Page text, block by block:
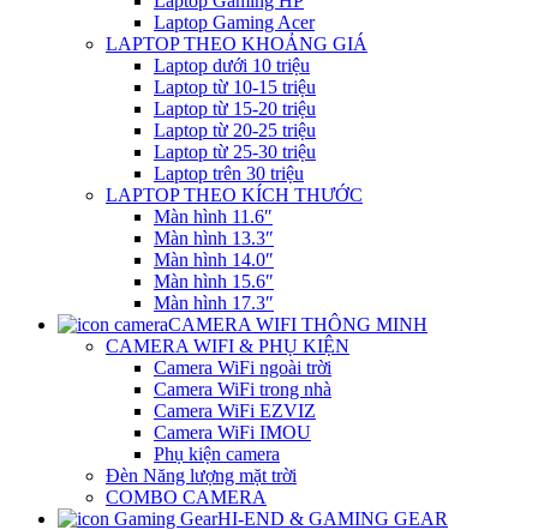
Laptop Gaming Acer
LAPTOP THEO KHOẢNG GIÁ
Laptop dưới 10 triệu
Laptop từ 10-15 triệu
Laptop từ 15-20 triệu
Laptop từ 20-25 triệu
Laptop từ 25-30 triệu
Laptop trên 30 triệu
LAPTOP THEO KÍCH THƯỚC
Màn hình 11.6″
Màn hình 13.3″
Màn hình 14.0″
Màn hình 15.6″
Màn hình 17.3″
CAMERA WIFI THÔNG MINH
CAMERA WIFI & PHỤ KIỆN
Camera WiFi ngoài trời
Camera WiFi trong nhà
Camera WiFi EZVIZ
Camera WiFi IMOU
Phụ kiện camera
Đèn Năng lượng mặt trời
COMBO CAMERA
HI-END & GAMING GEAR